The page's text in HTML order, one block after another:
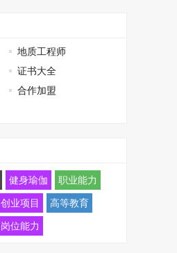
地质工程师
证书大全
合作加盟
健身瑜伽 职业能力
创业项目 高等教育
岗位能力